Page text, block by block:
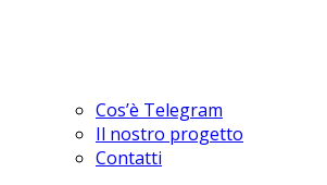
Cos’è Telegram
Il nostro progetto
Contatti